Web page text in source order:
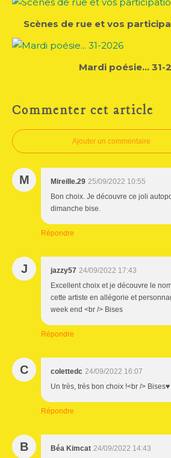
Scènes de rue et vos
Mardi poésie... 31-
Commenter cet article
Ajouter un commentaire
M Mireille.29 25/09/2022 10:55
Bon choix. Je découvre ce joli
dimanche bise.
Répondre
J jazzy57 24/09/2022 17:43
Excellent choix et je découvre le
cette artiste en allégorie et
week end <br /> Bises
Répondre
C colettedc 24/09/2022 16:07
Un très, très bon choix !<br /> Bises♥
Répondre
B Béa Kimcat 24/09/2022 14:43